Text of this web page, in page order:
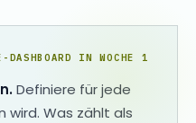
IN WOCHE 1
Definiere für jede
wird. Was zählt als